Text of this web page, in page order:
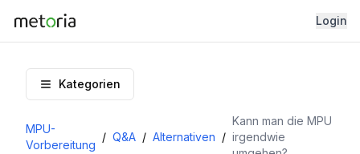
Login
Kategorien
MPU-
Vorbereitung
/ Q&A / Alternativen /
Kann man die MPU
irgendwie